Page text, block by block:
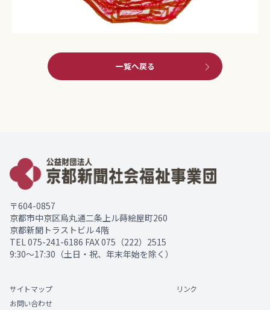
一覧へ戻る
〒604-0857
京都市中京区烏丸通二条上ル蒔絵屋町260
京都新聞トラストビル 4階
TEL 075-241-6186 FAX 075（222）2515
9:30～17:30（土日・祝、年末年始を除く）
サイトマップ
リンク
お問い合わせ